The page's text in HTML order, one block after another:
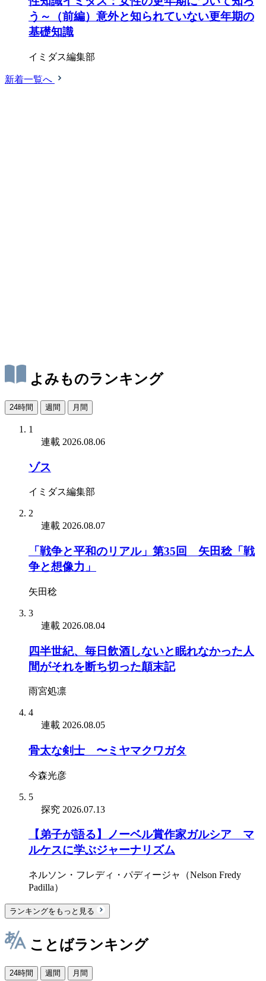
う～（前編）意外と知られていない更年期の
基礎知識
イミダス編集部
新着一覧へ
よみものランキング
24時間 週間 月間
1
連載 2026.08.06
ゾス
イミダス編集部
2
連載 2026.08.07
「戦争と平和のリアル」第35回 矢田稔「戦
争と想像力」
矢田稔
3
連載 2026.08.04
四半世紀、毎日飲酒しないと眠れなかった人
間がそれを断ち切った顛末記
雨宮処凛
4
連載 2026.08.05
骨太な剣士 〜ミヤマクワガタ
今森光彦
5
探究 2026.07.13
【弟子が語る】ノーベル賞作家ガルシア゠マ
ルケスに学ぶジャーナリズム
ネルソン・フレディ・パディージャ（Nelson Fredy
Padilla）
ランキングをもっと見る
ことばランキング
24時間 週間 月間